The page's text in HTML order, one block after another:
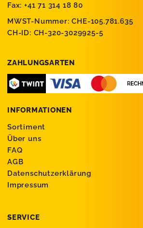
Fax: +41 71 314 18 80
MWST-Nummer: CHE-105.781.635
CH-ID: CH-320-3029925-5
ZAHLUNGSARTEN
INFORMATIONEN
Sortiment
Über uns
FAQ
AGB
Datenschutzerklärung
Impressum
SERVICE